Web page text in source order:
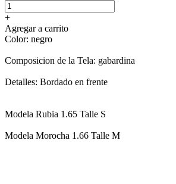
+
Agregar a carrito
Color: negro
Composicion de la Tela: gabardina
Detalles: Bordado en frente
Modela Rubia 1.65 Talle S
Modela Morocha 1.66 Talle M